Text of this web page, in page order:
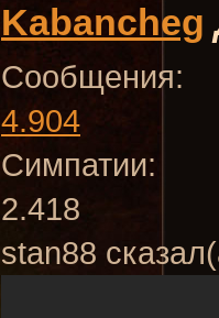
Kabancheg
Сообщения:
4.904
Симпатии:
2.418
stan88